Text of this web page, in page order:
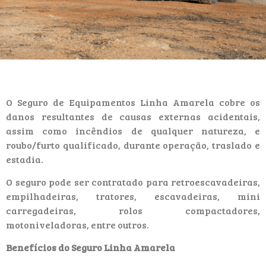
O Seguro de Equipamentos Linha Amarela cobre os
danos resultantes de causas externas acidentais,
assim como incêndios de qualquer natureza, e
roubo/furto qualificado, durante operação, traslado e
estadia.
O seguro pode ser contratado para retroescavadeiras,
empilhadeiras, tratores, escavadeiras, mini
carregadeiras, rolos compactadores,
motoniveladoras, entre outros.
Benefícios do Seguro Linha Amarela